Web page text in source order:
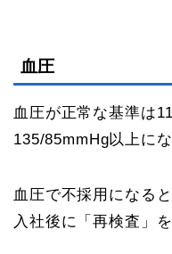
血圧
血圧が正常な基準は
135/85mmHg以上に
血圧で不採用になる
入社後に「再検査」